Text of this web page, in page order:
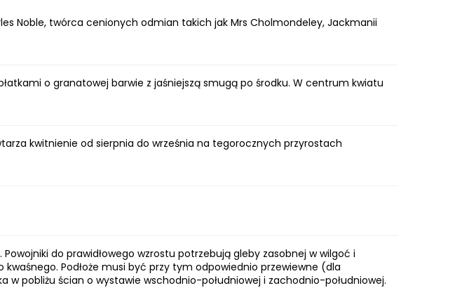
Noble, twórca cenionych odmian takich jak Mrs Cholmondeley, Jackmanii
o granatowej barwie z jaśniejszą smugą po środku. W centrum kwiatu
kwitnienie od sierpnia do września na tegorocznych przyrostach
do prawidłowego wzrostu potrzebują gleby zasobnej w wilgoć i
Podłoże musi być przy tym odpowiednio przewiewne (dla
w pobliżu ścian o wystawie wschodnio-południowej i zachodnio-południowej.